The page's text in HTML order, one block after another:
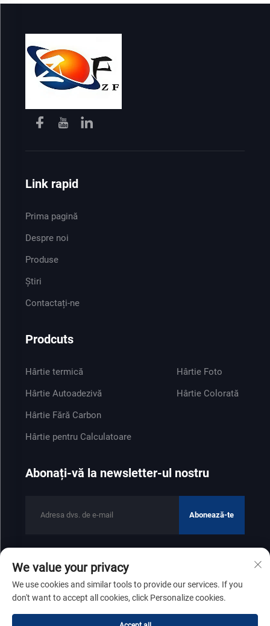
Link rapid
Prima pagină
Despre noi
Produse
Știri
Contactați-ne
Prodcuts
Hârtie termică
Hârtie Autoadezivă
Hârtie Fără Carbon
Hârtie pentru Calculatoare
Hârtie Foto
Hârtie Colorată
Abonați-vă la newsletter-ul nostru
Abonează-te
Drepturi de autor © 2025 de Shandong Zhenfeng Paper Industry
Co., Ltd
Politica de confidențialitate
Derulează în sus
We value your privacy
We use cookies and similar tools to provide our services. If you
don't want to accept all cookies, click Personalize cookies.